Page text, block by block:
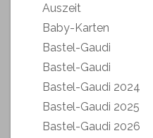
Auszeit
Baby-Karten
Bastel-Gaudi
Bastel-Gaudi
Bastel-Gaudi 2024
Bastel-Gaudi 2025
Bastel-Gaudi 2026